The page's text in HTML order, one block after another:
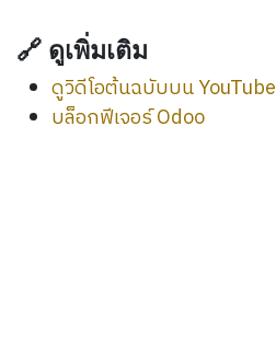
🔗 ดูเพิ่มเติม
ดูวิดีโอต้นฉบับบน YouTube
บล็อกฟีเจอร์ Odoo